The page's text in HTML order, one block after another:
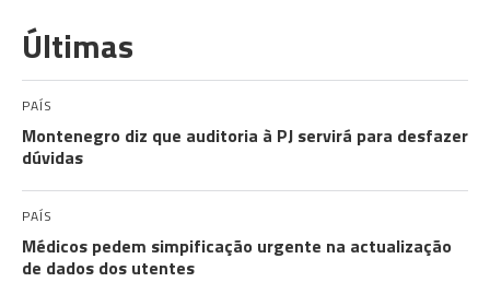
Últimas
PAÍS
Montenegro diz que auditoria à PJ servirá para desfazer
dúvidas
PAÍS
Médicos pedem simpificação urgente na actualização
de dados dos utentes